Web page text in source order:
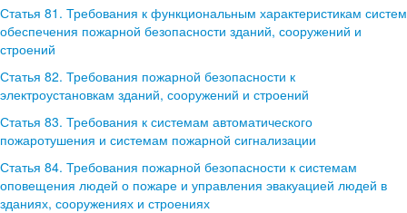
Статья 81. Требования к функциональным характеристикам систем
обеспечения пожарной безопасности зданий, сооружений и
строений
Статья 82. Требования пожарной безопасности к
электроустановкам зданий, сооружений и строений
Статья 83. Требования к системам автоматического
пожаротушения и системам пожарной сигнализации
Статья 84. Требования пожарной безопасности к системам
оповещения людей о пожаре и управления эвакуацией людей в
зданиях, сооружениях и строениях